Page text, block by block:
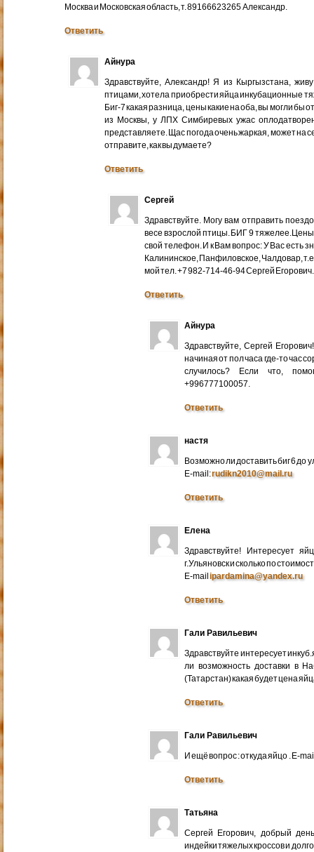
Москва и Московская область, т. 89166623265 Александр.
Ответить
Айнура
Здравствуйте, Александр! Я из Кыргызстана,
птицами, хотела приобрести яйца инкубационные
Биг-7 какая разница, цены какие на оба, вы могли бы
из Москвы, у ЛПХ Симбиревых ужас
представляете. Щас погода очень жаркая, может на
отправите, как вы думаете?
Ответить
Сергей
Здравствуйте. Могу вам отправить
весе взрослой птицы. БИГ 9
свой телефон. И к Вам вопрос: У Вас есть
Калининское, Панфиловское, Чалдовар,
мой тел. +7 982-714-46-94 Сергей Егорович.
Ответить
Айнура
Здравствуйте, Сергей
начиная от пол часа где-то час
случилось? Если что,
+996777100057.
Ответить
настя
Возможно ли доставить биг 6 до
E-mail:rudikn2010@mail.ru
Ответить
Елена
Здравствуйте! Интересует
г.Ульяновск и сколько по
E-mailipardamina@yandex.ru
Ответить
Гали Равильевич
Здравствуйте интересует
ли возможность доставки в
(Татарстан) какая будет цена
Ответить
Гали Равильевич
И ещё вопрос : откуда яйцо . E-
Ответить
Татьяна
Сергей Егорович, добрый
индейки тяжелых кроссов и